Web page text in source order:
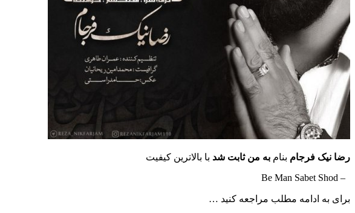
رضا نیک فرجام بنام به من ثابت شد با بالاترین کیفیت
– Be Man Sabet Shod
برای به ادامه مطلب مراجعه کنید …